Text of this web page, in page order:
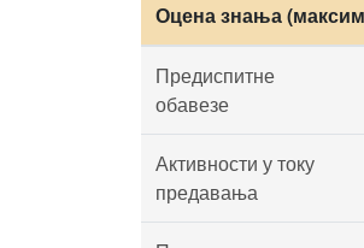
Оцена знања
Предиспитне
обавезе
Активности у току
предавања